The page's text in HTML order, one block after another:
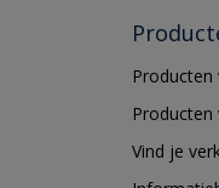
Vind je